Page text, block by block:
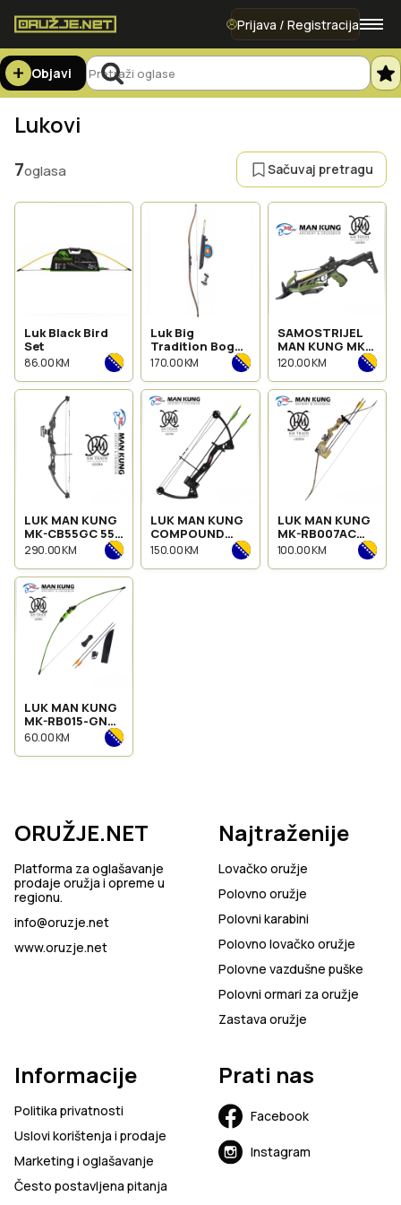
Prijava / Registracija
Objavi
Lukovi
7oglasa Sačuvaj pretragu
Luk Black Bird
Set
86.00 KM
Luk Big
Tradition Bogen
30-35lbs
170.00 KM
SAMOSTRIJEL
MAN KUNG MK-
TCS2-BK 80LBS
120.00 KM
LUK MAN KUNG
MK-CB55GC 55
LBS
290.00 KM
LUK MAN KUNG
COMPOUND
BOW
25LBS
150.00 KM
LUK MAN KUNG
MK-RB007AC
20LBS
100.00 KM
LUK MAN KUNG
MK-RB015-GN
18LBS
60.00 KM
ORUŽJE.NET
Platforma za oglašavanje
prodaje oružja i opreme u
regionu.
info@oruzje.net
www.oruzje.net
Najtraženije
Lovačko oružje
Polovno oružje
Polovni karabini
Polovno lovačko oružje
Polovne vazdušne puške
Polovni ormari za oružje
Zastava oružje
Informacije
Politika privatnosti
Uslovi korištenja i prodaje
Marketing i oglašavanje
Često postavljena pitanja
Prati nas
Facebook
Instagram